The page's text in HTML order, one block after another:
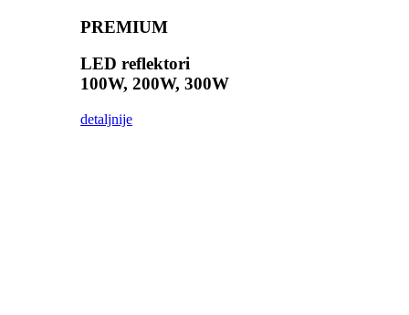
PREMIUM
LED reflektori
100W, 200W, 300W
detaljnije